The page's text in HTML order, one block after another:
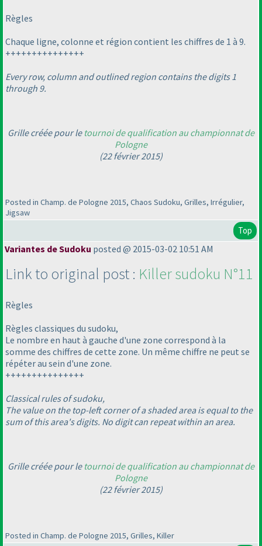
Règles
Chaque ligne, colonne et région contient les chiffres de 1 à 9.
+++++++++++++++
Every row, column and outlined region contains the digits 1
through 9.
Grille créée pour le tournoi de qualification au championnat de
Pologne
(22 février 2015)
Posted in Champ. de Pologne 2015, Chaos Sudoku, Grilles, Irrégulier,
Jigsaw
Top
Variantes de Sudoku posted @ 2015-03-02 10:51 AM
Link to original post : Killer sudoku N°11
Règles
Règles classiques du sudoku,
Le nombre en haut à gauche d'une zone correspond à la
somme des chiffres de cette zone. Un même chiffre ne peut se
répéter au sein d'une zone.
+++++++++++++++
Classical rules of sudoku,
The value on the top-left corner of a shaded area is equal to the
sum of this area's digits. No digit can repeat within an area.
Grille créée pour le tournoi de qualification au championnat de
Pologne
(22 février 2015)
Posted in Champ. de Pologne 2015, Grilles, Killer